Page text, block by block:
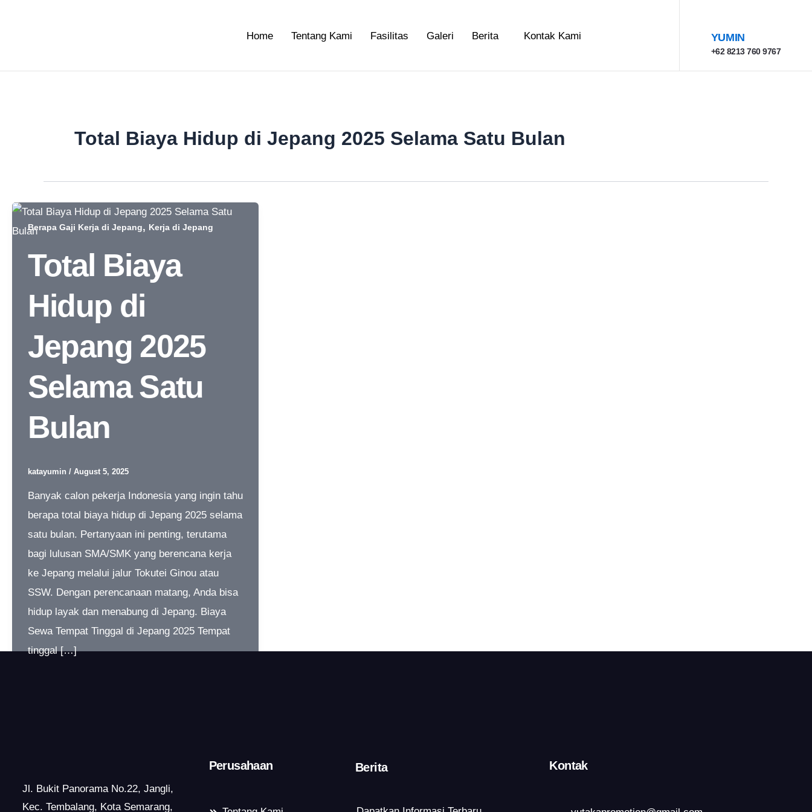
Home Tentang Kami Fasilitas Galeri Berita Kontak Kami YUMIN
+62 8213 760 9767
Total Biaya Hidup di Jepang 2025 Selama Satu Bulan
Berapa Gaji Kerja di Jepang, Kerja di Jepang
Total Biaya
Hidup di
Jepang 2025
Selama Satu
Bulan
katayumin / August 5, 2025
Banyak calon pekerja Indonesia yang ingin tahu
berapa total biaya hidup di Jepang 2025 selama
satu bulan. Pertanyaan ini penting, terutama
bagi lulusan SMA/SMK yang berencana kerja
ke Jepang melalui jalur Tokutei Ginou atau
SSW. Dengan perencanaan matang, Anda bisa
hidup layak dan menabung di Jepang. Biaya
Sewa Tempat Tinggal di Jepang 2025 Tempat
tinggal […]
Jl. Bukit Panorama No.22, Jangli,
Kec. Tembalang, Kota Semarang,
Perusahaan Berita Kontak